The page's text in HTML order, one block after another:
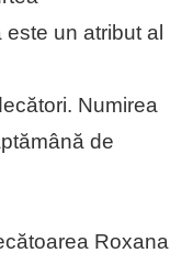
un atribut al
Numirea
de
Roxana